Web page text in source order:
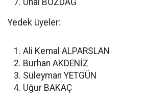
Ünal BOZDAĞ
Yedek üyeler:
Ali Kemal ALPARSLAN
Burhan AKDENİZ
Süleyman YETGÜN
Uğur BAKAÇ